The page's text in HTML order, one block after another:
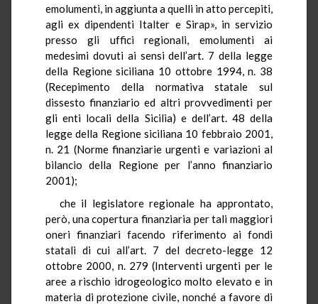
emolumenti, in aggiunta a quelli in atto percepiti,
agli ex dipendenti Italter e Sirap», in servizio
presso gli uffici regionali, emolumenti ai
medesimi dovuti ai sensi dell’art. 7 della legge
della Regione siciliana 10 ottobre 1994, n. 38
(Recepimento della normativa statale sul
dissesto finanziario ed altri provvedimenti per
gli enti locali della Sicilia) e dell’art. 48 della
legge della Regione siciliana 10 febbraio 2001,
n. 21 (Norme finanziarie urgenti e variazioni al
bilancio della Regione per l’anno finanziario
2001);
che il legislatore regionale ha approntato,
però, una copertura finanziaria per tali maggiori
oneri finanziari facendo riferimento ai fondi
statali di cui all’art. 7 del decreto-legge 12
ottobre 2000, n. 279 (Interventi urgenti per le
aree a rischio idrogeologico molto elevato e in
materia di protezione civile, nonché a favore di